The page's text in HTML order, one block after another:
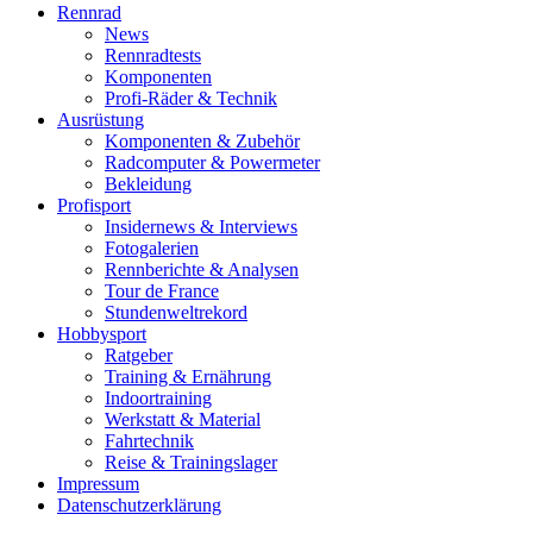
Rennrad
News
Rennradtests
Komponenten
Profi-Räder & Technik
Ausrüstung
Komponenten & Zubehör
Radcomputer & Powermeter
Bekleidung
Profisport
Insidernews & Interviews
Fotogalerien
Rennberichte & Analysen
Tour de France
Stundenweltrekord
Hobbysport
Ratgeber
Training & Ernährung
Indoortraining
Werkstatt & Material
Fahrtechnik
Reise & Trainingslager
Impressum
Datenschutzerklärung